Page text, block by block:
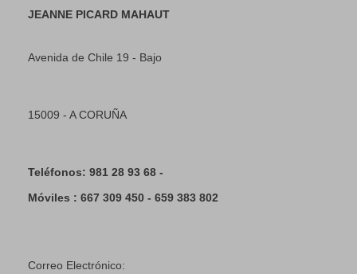
JEANNE PICARD MAHAUT
Avenida de Chile 19 - Bajo
15009 - A CORUÑA
Teléfonos: 981 28 93 68 -
Móviles : 667 309 450 - 659 383 802
Correo Electrónico: